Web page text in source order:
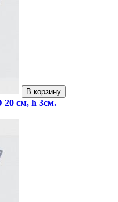
В корзину
20 см, h 3см.